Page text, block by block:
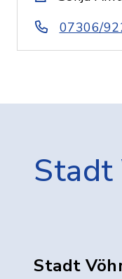
07306/
Stadt
Stadt